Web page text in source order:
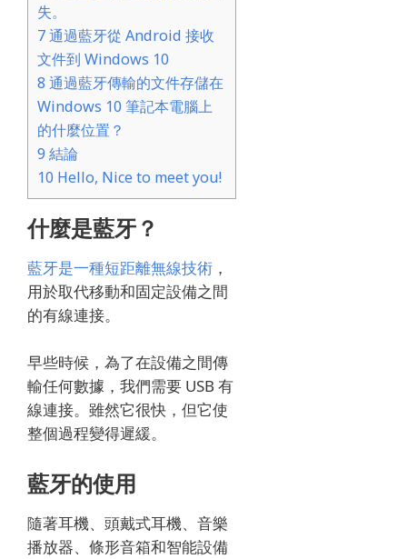
失。
7通過藍牙從 Android 接收
文件到 Windows 10
8 通過藍牙傳輸的文件存儲在
Windows 10 筆記本電腦上
的什麼位置？
9 結論
10 Hello, Nice to meet you!
什麼是藍牙？
藍牙是一種短距離無線技術 ，
用於取代移動和固定設備之間
的有線連接。
早些時候，為了在設備之間傳
輸任何數據，我們需要 USB 有
線連接。 雖然它很快，但它使
整個過程變得遲緩。
藍牙的使用
隨著耳機、頭戴式耳機、音樂
播放器、條形音箱和智能設備